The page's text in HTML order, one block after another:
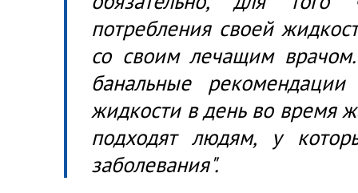
потребления своей
со своим лечащим
банальные
жидкости в день во время
подходят людям, у
заболевания".